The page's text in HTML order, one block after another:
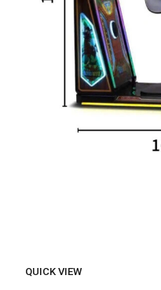
QUICK VIEW